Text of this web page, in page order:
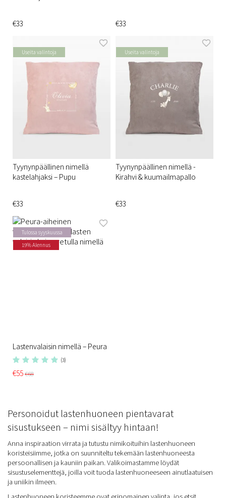
€33 €33
Useita valintoja
Tyynynpäällinen nimellä
kastelahjaksi – Pupu
€33
Useita valintoja
Tyynynpäällinen nimellä -
Kirahvi & kuumailmapallo
€33
Tulossa syyskuussa
19% Alennus
Lastenvalaisin nimellä – Peura
(3)
€55€68
Personoidut lastenhuoneen pientavarat
sisustukseen – nimi sisältyy hintaan!
Anna inspiraation virrata ja tutustu nimikoituihin lastenhuoneen
koristeisiimme, jotka on suunniteltu tekemään lastenhuoneesta
persoonallisen ja kauniin paikan. Valikoimastamme löydät
sisustuselementtejä, joilla voit tuoda lastenhuoneeseen ainutlaatuisen
ja uniikin ilmeen.